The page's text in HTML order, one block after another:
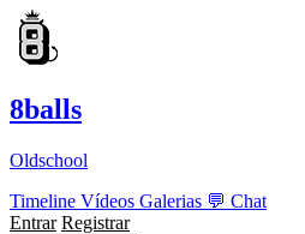
8balls
Oldschool
Timeline Vídeos Galerias 💬 Chat
Entrar Registrar